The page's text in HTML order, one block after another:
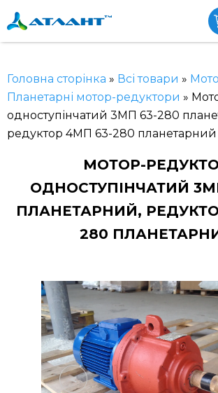
Головна сторінка » Всі товари »
Планетарні мотор-редуктори »
одноступінчатий 3МП 63-280
редуктор 4МП 63-280 планетарний
МОТОР-
ОДНОСТУПІНЧАТИЙ
ПЛАНЕТАРНИЙ,
280
<